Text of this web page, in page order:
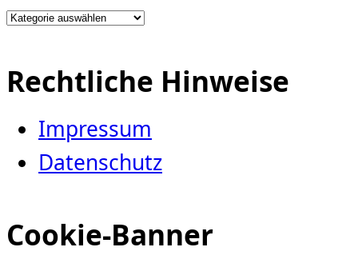
Kategorien
Rechtliche Hinweise
Impressum
Datenschutz
Cookie-Banner